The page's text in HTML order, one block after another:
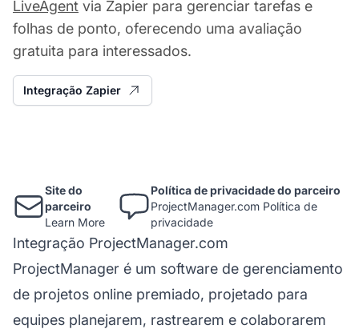
LiveAgent via Zapier para gerenciar tarefas e
folhas de ponto, oferecendo uma avaliação
gratuita para interessados.
Integração Zapier
Site do
parceiro
Learn More
Política de privacidade do parceiro
ProjectManager.com Política de
privacidade
Integração ProjectManager.com
ProjectManager é um software de gerenciamento
de projetos online premiado, projetado para
equipes planejarem, rastrearem e colaborarem